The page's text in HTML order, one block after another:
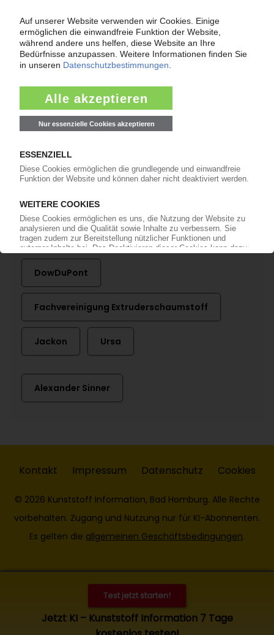
BRANCHE
Neugründung der FPX Fachvereinigung
Mehr zu
Austrotherm BASF Dow
DowDuPont
Fachvereinigung Extruderschaumstoff
Jackon Ursa
Alexander Sinner
Test jetzt starten!
Jetzt KI – Kunststoff Information 7 Tage
Kontakt Impressum Datenschutz Cookies
© 2026 Kunststoff Information, Bad Homburg. Alle Rechte
vorbehalten. Zugang und Nutzung nur für KI-Abonnenten.
Es gelten die allgemeinen Geschäftsbedingungen.